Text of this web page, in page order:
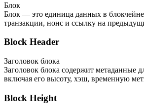
Блок
Блок — это единица данных в
транзакции, нонс и ссылку на
Block Header
Заголовок блока
Заголовок блока содержит метаданные
включая его высоту, хэш, временную
Block Height